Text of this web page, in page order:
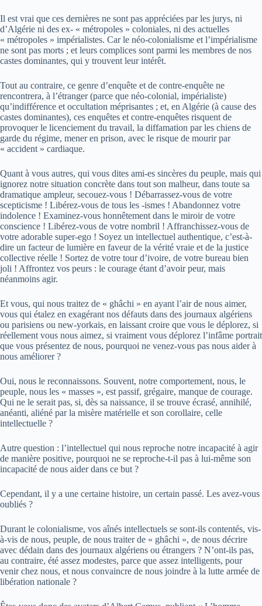
Il est vrai que ces dernières ne sont pas appréciées par les jurys, ni
d’Algérie ni des ex- « métropoles » coloniales, ni des actuelles
« métropoles » impérialistes. Car le néo-colonialisme et l’impérialisme
ne sont pas morts ; et leurs complices sont parmi les membres de nos
castes dominantes, qui y trouvent leur intérêt.
Tout au contraire, ce genre d’enquête et de contre-enquête ne
rencontrera, à l’étranger (parce que néo-colonial, impérialiste)
qu’indifférence et occultation méprisantes ; et, en Algérie (à cause des
castes dominantes), ces enquêtes et contre-enquêtes risquent de
provoquer le licenciement du travail, la diffamation par les chiens de
garde du régime, mener en prison, avec le risque de mourir par
« accident » cardiaque.
Quant à vous autres, qui vous dites ami-es sincères du peuple, mais qui
ignorez notre situation concrète dans tout son malheur, dans toute sa
dramatique ampleur, secouez-vous ! Débarrassez-vous de votre
scepticisme ! Libérez-vous de tous les -ismes ! Abandonnez votre
indolence ! Examinez-vous honnêtement dans le miroir de votre
conscience ! Libérez-vous de votre nombril ! Affranchissez-vous de
votre adorable super-ego ! Soyez un intellectuel authentique, c’est-à-
dire un facteur de lumière en faveur de la vérité vraie et de la justice
collective réelle ! Sortez de votre tour d’ivoire, de votre bureau bien
joli ! Affrontez vos peurs : le courage étant d’avoir peur, mais
néanmoins agir.
Et vous, qui nous traitez de « ghâchi » en ayant l’air de nous aimer,
vous qui étalez en exagérant nos défauts dans des journaux algériens
ou parisiens ou new-yorkais, en laissant croire que vous le déplorez, si
réellement vous nous aimez, si vraiment vous déplorez l’infâme portrait
que vous présentez de nous, pourquoi ne venez-vous pas nous aider à
nous améliorer ?
Oui, nous le reconnaissons. Souvent, notre comportement, nous, le
peuple, nous les « masses », est passif, grégaire, manque de courage.
Qui ne le serait pas, si, dès sa naissance, il se trouve écrasé, annihilé,
anéanti, aliéné par la misère matérielle et son corollaire, celle
intellectuelle ?
Autre question : l’intellectuel qui nous reproche notre incapacité à agir
de manière positive, pourquoi ne se reproche-t-il pas à lui-même son
incapacité de nous aider dans ce but ?
Cependant, il y a une certaine histoire, un certain passé. Les avez-vous
oubliés ?
Durant le colonialisme, vos aînés intellectuels se sont-ils contentés, vis-
à-vis de nous, peuple, de nous traiter de « ghâchi », de nous décrire
avec dédain dans des journaux algériens ou étrangers ? N’ont-ils pas,
au contraire, été assez modestes, parce que assez intelligents, pour
venir chez nous, et nous convaincre de nous joindre à la lutte armée de
libération nationale ?